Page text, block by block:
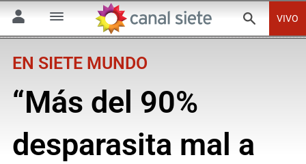
VIVO
EN SIETE MUNDO
“Más del 90%
desparasita mal a